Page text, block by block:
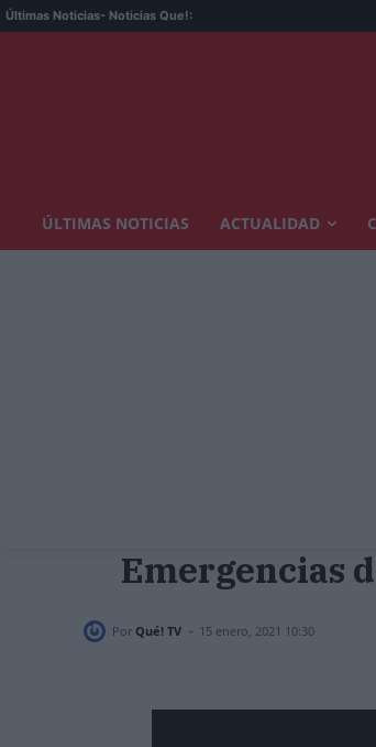
Últimas Noticias- Noticias Que!:
ÚLTIMAS NOTICIAS ACTUALIDAD
Emergencias
Por Qué! TV - 15 enero, 2021 10:30